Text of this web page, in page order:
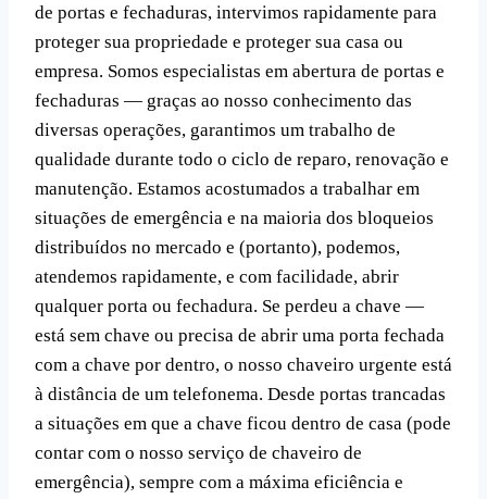
de portas e fechaduras, intervimos rapidamente para
proteger sua propriedade e proteger sua casa ou
empresa. Somos especialistas em abertura de portas e
fechaduras — graças ao nosso conhecimento das
diversas operações, garantimos um trabalho de
qualidade durante todo o ciclo de reparo, renovação e
manutenção. Estamos acostumados a trabalhar em
situações de emergência e na maioria dos bloqueios
distribuídos no mercado e (portanto), podemos,
atendemos rapidamente, e com facilidade, abrir
qualquer porta ou fechadura. Se perdeu a chave —
está sem chave ou precisa de abrir uma porta fechada
com a chave por dentro, o nosso chaveiro urgente está
à distância de um telefonema. Desde portas trancadas
a situações em que a chave ficou dentro de casa (pode
contar com o nosso serviço de chaveiro de
emergência), sempre com a máxima eficiência e